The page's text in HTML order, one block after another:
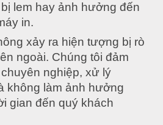
lem hay ảnh hưởng đến
in.
xảy ra hiện tượng bị rò
ngoài. Chúng tôi đảm
nghiệp, xử lý
không làm ảnh hưởng
gian đến quý khách